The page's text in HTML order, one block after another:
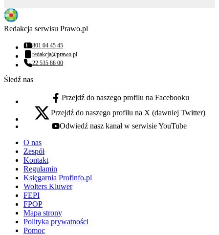
Redakcja serwisu Prawo.pl
Numer telefonu:
801 04 45 45
Adres email:
redakcja@prawo.pl
Numer telefonu:
22 535 88 00
Śledź nas
facebook - otwiera się w nowej karcie
Przejdź do naszego profilu na Facebooku
x - otwiera się w nowej karcie
Przejdź do naszego profilu na X (dawniej Twitter)
youtube - otwiera się w nowej karcie
Odwiedź nasz kanał w serwisie YouTube
O nas
Zespół
Kontakt
Regulamin
Księgarnia Profinfo.pl
Wolters Kluwer
FEPI
FPOP
Mapa strony
Polityka prywatności
Pomoc